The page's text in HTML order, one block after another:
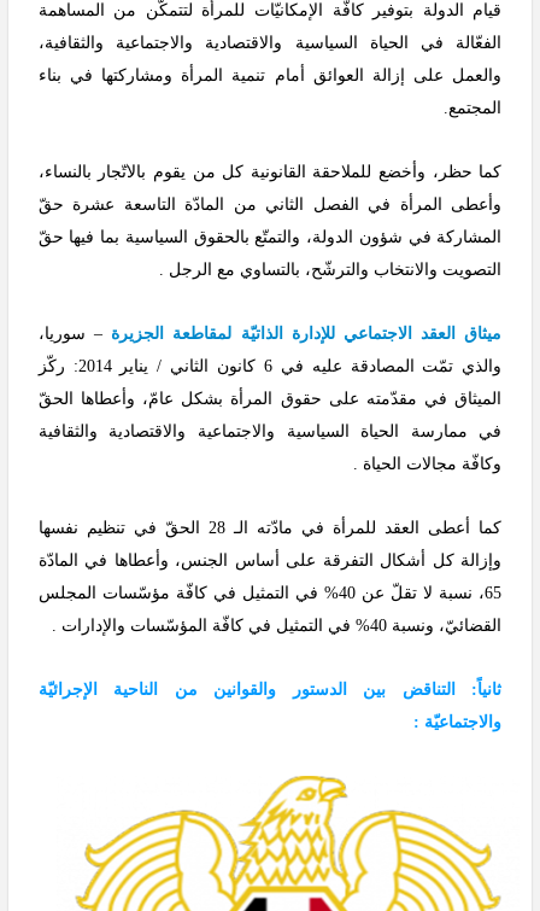
قيام الدولة بتوفير كافّة الإمكانيّات للمرأة لتتمكّن من المساهمة
الفعّالة في الحياة السياسية والاقتصادية والاجتماعية والثقافية،
والعمل على إزالة العوائق أمام تنمية المرأة ومشاركتها في بناء
المجتمع.
كما حظر، وأخضع للملاحقة القانونية كل من يقوم بالاتّجار بالنساء،
وأعطى المرأة في الفصل الثاني من المادّة التاسعة عشرة حقّ
المشاركة في شؤون الدولة، والتمتّع بالحقوق السياسية بما فيها حقّ
التصويت والانتخاب والترشّح، بالتساوي مع الرجل .
ميثاق العقد الاجتماعي للإدارة الذاتيّة لمقاطعة الجزيرة – سوريا،
والذي تمّت المصادقة عليه في 6 كانون الثاني / يناير 2014: ركّز
الميثاق في مقدّمته على حقوق المرأة بشكل عامّ، وأعطاها الحقّ
في ممارسة الحياة السياسية والاجتماعية والاقتصادية والثقافية
وكافّة مجالات الحياة .
كما أعطى العقد للمرأة في مادّته الـ 28 الحقّ في تنظيم نفسها
وإزالة كل أشكال التفرقة على أساس الجنس، وأعطاها في المادّة
65، نسبة لا تقلّ عن 40% في التمثيل في كافّة مؤسّسات المجلس
القضائيّ، ونسبة 40% في التمثيل في كافّة المؤسّسات والإدارات .
ثانياً: التناقض بين الدستور والقوانين من الناحية الإجرائيّة
والاجتماعيّة :